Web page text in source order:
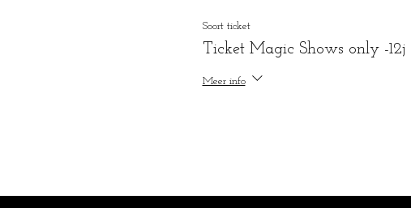
Soort ticket
Ticket Magic Shows only -12j
Meer info